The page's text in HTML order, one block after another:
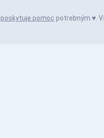
poskytuje pomoc potrebným ♥️.